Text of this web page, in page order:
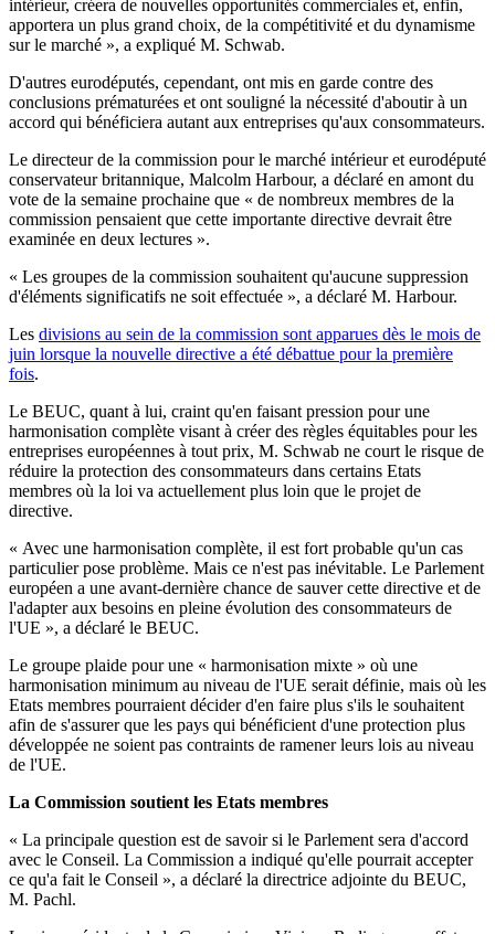
intérieur, créera de nouvelles opportunités commerciales et, enfin,
apportera un plus grand choix, de la compétitivité et du dynamisme
sur le marché », a expliqué M. Schwab.
D'autres eurodéputés, cependant, ont mis en garde contre des
conclusions prématurées et ont souligné la nécessité d'aboutir à un
accord qui bénéficiera autant aux entreprises qu'aux consommateurs.
Le directeur de la commission pour le marché intérieur et eurodéputé
conservateur britannique, Malcolm Harbour, a déclaré en amont du
vote de la semaine prochaine que « de nombreux membres de la
commission pensaient que cette importante directive devrait être
examinée en deux lectures ».
« Les groupes de la commission souhaitent qu'aucune suppression
d'éléments significatifs ne soit effectuée », a déclaré M. Harbour.
Les divisions au sein de la commission sont apparues dès le mois de
juin lorsque la nouvelle directive a été débattue pour la première
fois.
Le BEUC, quant à lui, craint qu'en faisant pression pour une
harmonisation complète visant à créer des règles équitables pour les
entreprises européennes à tout prix, M. Schwab ne court le risque de
réduire la protection des consommateurs dans certains Etats
membres où la loi va actuellement plus loin que le projet de
directive.
« Avec une harmonisation complète, il est fort probable qu'un cas
particulier pose problème. Mais ce n'est pas inévitable. Le Parlement
européen a une avant-dernière chance de sauver cette directive et de
l'adapter aux besoins en pleine évolution des consommateurs de
l'UE », a déclaré le BEUC.
Le groupe plaide pour une « harmonisation mixte » où une
harmonisation minimum au niveau de l'UE serait définie, mais où les
Etats membres pourraient décider d'en faire plus s'ils le souhaitent
afin de s'assurer que les pays qui bénéficient d'une protection plus
développée ne soient pas contraints de ramener leurs lois au niveau
de l'UE.
La Commission soutient les Etats membres
« La principale question est de savoir si le Parlement sera d'accord
avec le Conseil. La Commission a indiqué qu'elle pourrait accepter
ce qu'a fait le Conseil », a déclaré la directrice adjointe du BEUC,
M. Pachl.